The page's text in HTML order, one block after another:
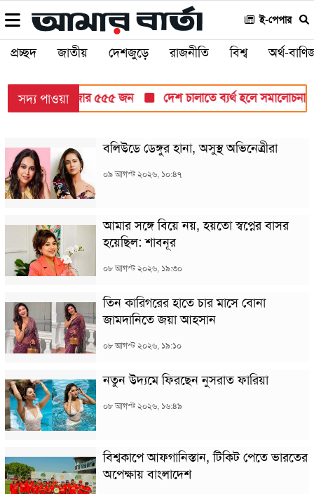
ই-পেপার
প্রচ্ছদ জাতীয় দেশজুড়ে রাজনীতি বিশ্ব অর্থ-
সদ্য পাওয়া
৮৬ লাখ ৩২ হাজার ৫৫৫ জন দেশ চালাতে ব্যর্থ হলে সমালোচনা
বলিউডে ডেঙ্গুর হানা, অসুস্থ অভিনেত্রীরা
০৯ আগস্ট ২০২৬, ১০:৪৭
আমার সঙ্গে বিয়ে নয়, হয়তো স্বপ্নের বাসর
হয়েছিল: শাবনূর
০৮ আগস্ট ২০২৬, ১৯:৩০
তিন কারিগরের হাতে চার মাসে বোনা
জামদানিতে জয়া আহসান
০৮ আগস্ট ২০২৬, ১৯:১০
নতুন উদ্যমে ফিরছেন নুসরাত ফারিয়া
০৮ আগস্ট ২০২৬, ১৬:৪৯
বিশ্বকাপে আফগানিস্তান, টিকিট পেতে ভারতের
অপেক্ষায় বাংলাদেশ